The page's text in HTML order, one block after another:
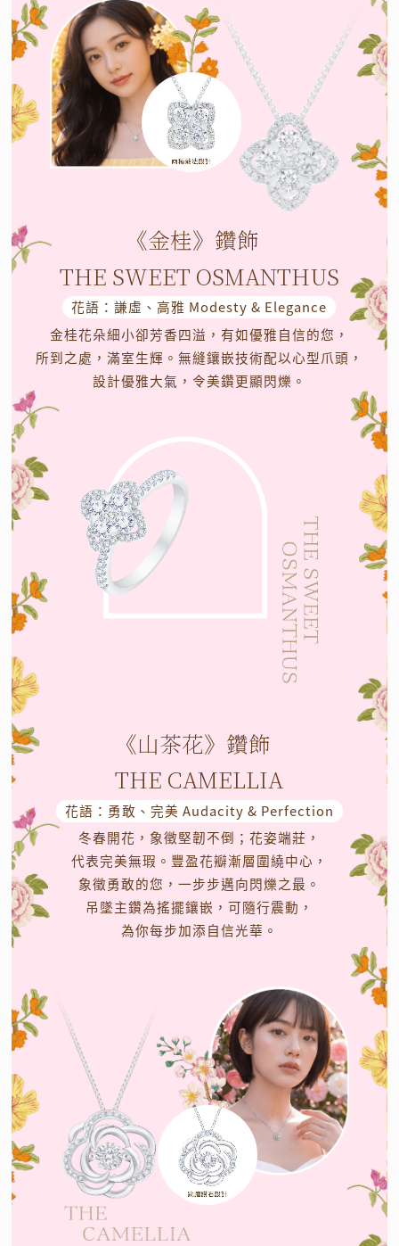
《金桂》鑽飾
THE SWEET OSMANTHUS
花語：謙虛、高雅 Modesty & Elegance
金桂花朵細小卻芳香四溢，有如優雅自信的您，
所到之處，滿室生輝。無縫鑲嵌技術配以心型爪頭，
設計優雅大氣，令美鑽更顯閃爍。
《山茶花》鑽飾
THE CAMELLIA
花語：勇敢、完美 Audacity & Perfection
冬春開花，象徵堅韌不倒；花姿端莊，
代表完美無瑕。豐盈花瓣漸層圍繞中心，
象徵勇敢的您，一步步邁向閃爍之最。
吊墜主鑽為搖擺鑲嵌，可隨行震動，
為你每步加添自信光華。